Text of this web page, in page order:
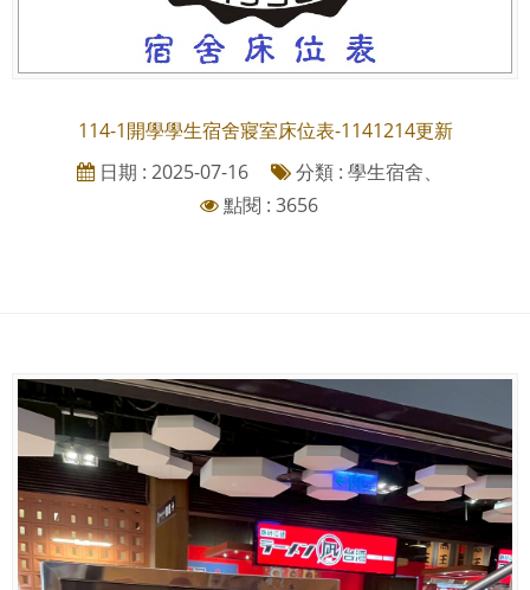
114-1開學學生宿舍寢室床位表-1141214更新
日期 : 2025-07-16
分類 : 學生宿舍、
點閱 : 3656